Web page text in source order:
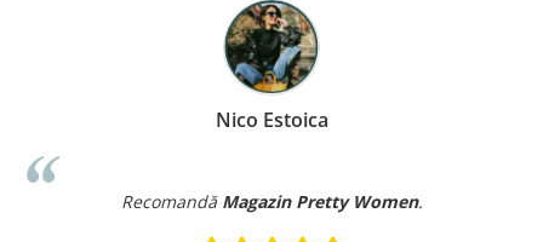
Nico Estoica
Recomandă Magazin Pretty Women.